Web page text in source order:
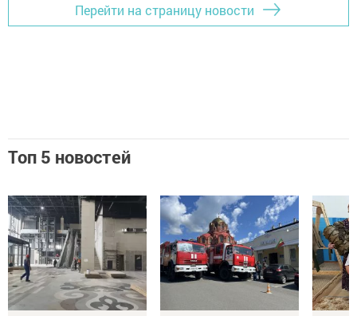
Перейти на страницу новости
Топ 5 новостей